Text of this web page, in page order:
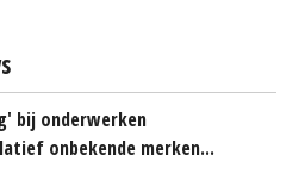
bij onderwerken
onbekende merken...